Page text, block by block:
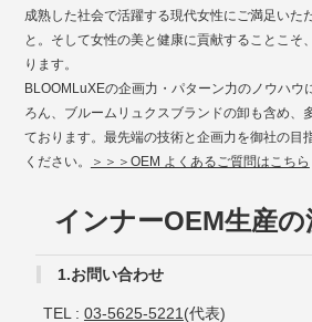
成熟した社会で活躍する現代女性にご満足いた
と。そして女性の美と健康に貢献することこそ
ります。
BLOOMLuXEの企画力・パターン力のノウハウ
ろん、ブルームリュクスブランドの卸も含め、
ております。最先端の技術と企画力を御社の目
ください。
＞＞＞OEM よくあるご質問はこちら
インナーOEM生産の
1.お問い合わせ
TEL : 03-5625-5221 (代表)